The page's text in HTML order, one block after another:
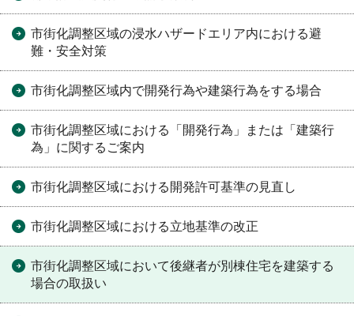
市街化調整区域の浸水ハザードエリア内における避
難・安全対策
市街化調整区域内で開発行為や建築行為をする場合
市街化調整区域における「開発行為」または「建築行
為」に関するご案内
市街化調整区域における開発許可基準の見直し
市街化調整区域における立地基準の改正
市街化調整区域において後継者が別棟住宅を建築する
場合の取扱い